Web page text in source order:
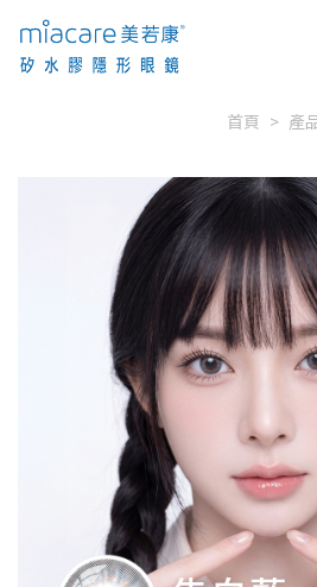
首頁 產